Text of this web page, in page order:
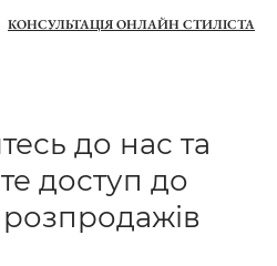
КОНСУЛЬТАЦІЯ ОНЛАЙН СТИЛІСТА
до нас та
доступ до